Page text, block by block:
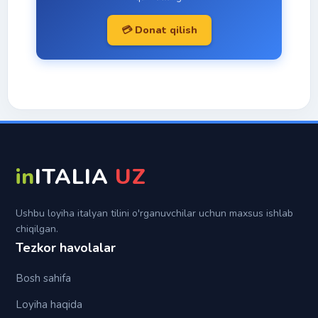
Passato remoto
Trapassato prossimo
Trapassato remoto
Su
Italyan imo-ishoralari
Topiklar
💳 Donat qilish
inITALIA UZ
Ushbu loyiha italyan tilini o'rganuvchilar uchun maxsus ishlab
chiqilgan.
Tezkor havolalar
Bosh sahifa
Loyiha haqida